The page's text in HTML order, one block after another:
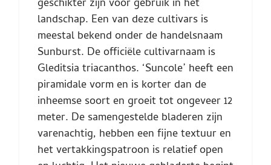
geschikter zijn voor gebruik in het
landschap. Een van deze cultivars is
meestal bekend onder de handelsnaam
Sunburst. De officiële cultivarnaam is
Gleditsia triacanthos. ‘Suncole’ heeft een
piramidale vorm en is korter dan de
inheemse soort en groeit tot ongeveer 12
meter. De samengestelde bladeren zijn
varenachtig, hebben een fijne textuur en
het vertakkingspatroon is relatief open